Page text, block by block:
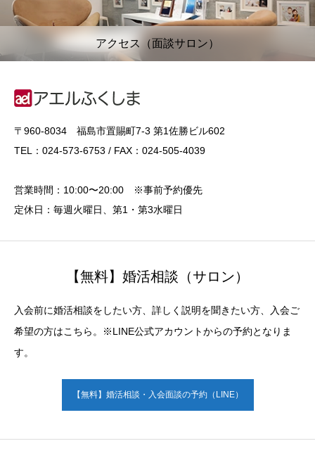
アクセス（面談サロン）
〒960-8034 福島市置賜町7-3 第1佐勝ビル602
TEL：024-573-6753 / FAX：024-505-4039
営業時間：10:00〜20:00 ※事前予約優先
定休日：毎週火曜日、第1・第3水曜日
【無料】婚活相談（サロン）
入会前に婚活相談をしたい方、詳しく説明を聞きたい方、入会ご
希望の方はこちら。※LINE公式アカウントからの予約となりま
す。
【無料】婚活相談・入会面談の予約（LINE）